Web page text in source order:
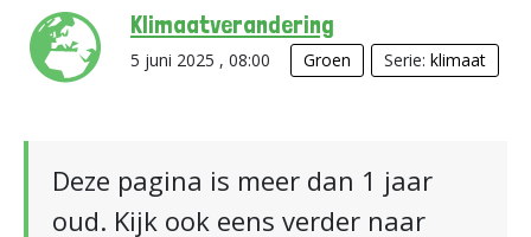
Klimaatverandering
5 juni 2025 , 08:00 Groen Serie: klimaat
Deze pagina is meer dan 1 jaar
oud. Kijk ook eens verder naar